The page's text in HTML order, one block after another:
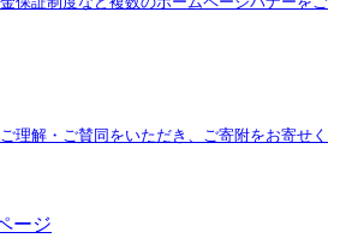
理解・ご賛同をいただき、ご寄附をお寄せく
ージ